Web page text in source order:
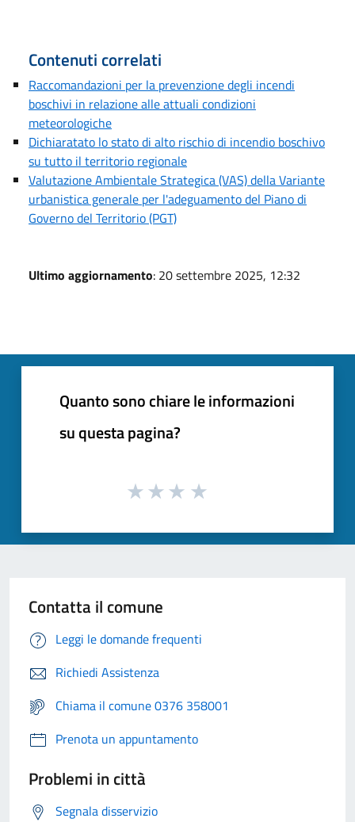
Contenuti correlati
Raccomandazioni per la prevenzione degli incendi
boschivi in relazione alle attuali condizioni
meteorologiche
Dichiaratato lo stato di alto rischio di incendio boschivo
su tutto il territorio regionale
Valutazione Ambientale Strategica (VAS) della Variante
urbanistica generale per l'adeguamento del Piano di
Governo del Territorio (PGT)
Ultimo aggiornamento: 20 settembre 2025, 12:32
Quanto sono chiare le informazioni
su questa pagina?
Contatta il comune
Leggi le domande frequenti
Richiedi Assistenza
Chiama il comune 0376 358001
Prenota un appuntamento
Problemi in città
Segnala disservizio